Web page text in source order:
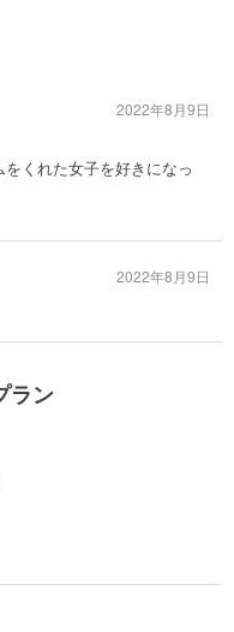
をくれた女子を好きになっ
2022年8月9日
2022年8月9日
ラン